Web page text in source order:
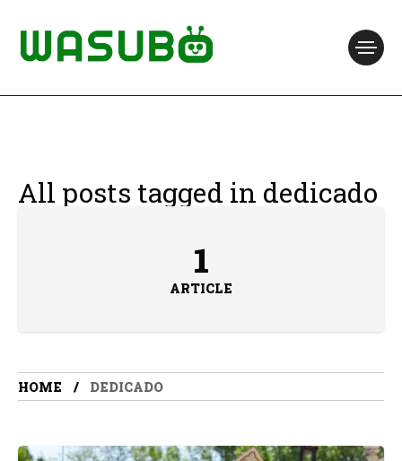
All posts tagged in dedicado
1
ARTICLE
HOME DEDICADO